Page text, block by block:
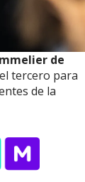
de
tercero para
de la